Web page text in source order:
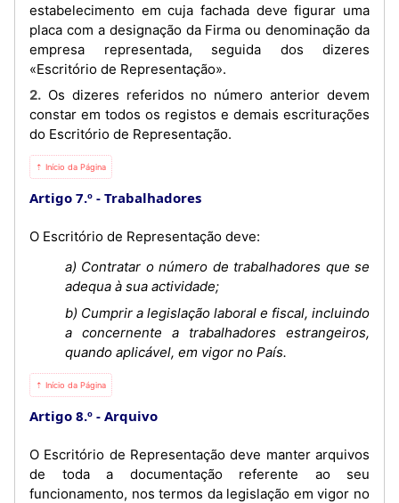
estabelecimento em cuja fachada deve figurar uma
placa com a designação da Firma ou denominação da
empresa representada, seguida dos dizeres
«Escritório de Representação».
2. Os dizeres referidos no número anterior devem
constar em todos os registos e demais escriturações
do Escritório de Representação.
⇡ Início da Página
Artigo 7.º Trabalhadores
O Escritório de Representação deve:
a) Contratar o número de trabalhadores que se
adequa à sua actividade;
b) Cumprir a legislação laboral e fiscal, incluindo
a concernente a trabalhadores estrangeiros,
quando aplicável, em vigor no País.
⇡ Início da Página
Artigo 8.º Arquivo
O Escritório de Representação deve manter arquivos
de toda a documentação referente ao seu
funcionamento, nos termos da legislação em vigor no